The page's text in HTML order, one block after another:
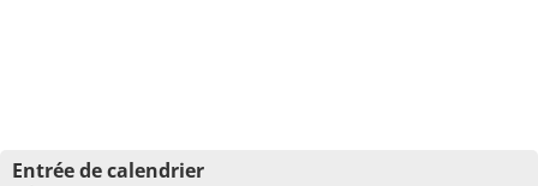
Entrée de calendrier